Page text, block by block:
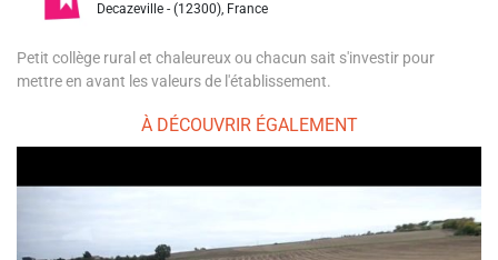
Decazeville - (12300), France
Petit collège rural et chaleureux ou chacun sait s'investir pour
mettre en avant les valeurs de l'établissement.
À DÉCOUVRIR ÉGALEMENT